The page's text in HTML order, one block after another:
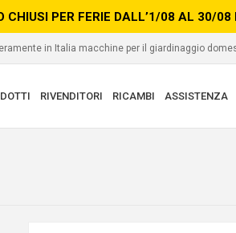
CHIUSI PER FERIE DALL’1/08 AL 30/08
in Italia macchine per il giardinaggio
RIVENDITORI RICAMBI ASSISTENZA